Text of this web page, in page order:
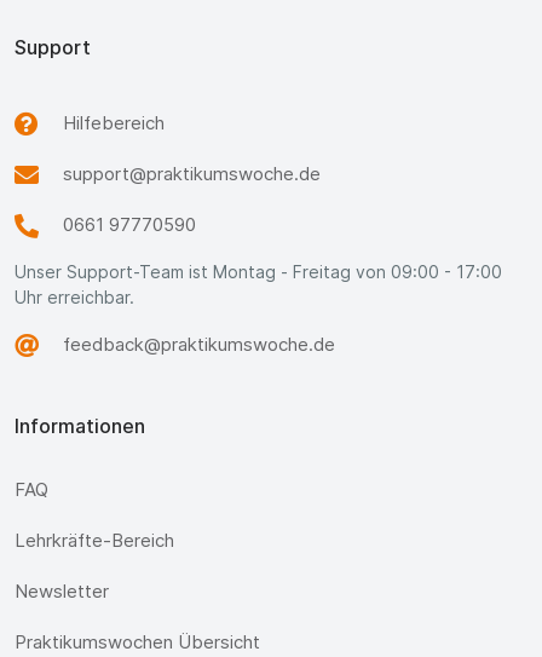
Support
Hilfebereich
support@praktikumswoche.de
0661 97770590
Unser Support-Team ist Montag - Freitag von 09:00 - 17:00
Uhr erreichbar.
feedback@praktikumswoche.de
Informationen
FAQ
Lehrkräfte-Bereich
Newsletter
Praktikumswochen Übersicht